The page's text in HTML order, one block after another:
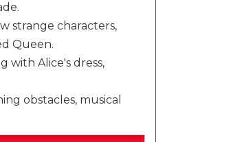
strange characters,
Queen.
with Alice's dress,
obstacles, musical